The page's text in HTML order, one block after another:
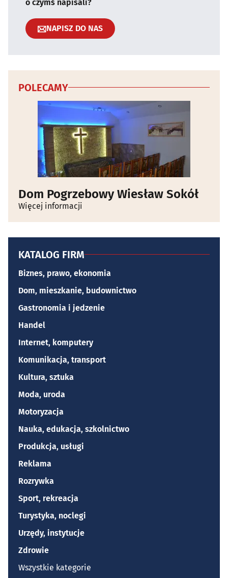
o czymś napisali?
NAPISZ DO NAS
POLECAMY
Dom Pogrzebowy Wiesław Sokół
Więcej informacji
KATALOG FIRM
Biznes, prawo, ekonomia
Dom, mieszkanie, budownictwo
Gastronomia i jedzenie
Handel
Internet, komputery
Komunikacja, transport
Kultura, sztuka
Moda, uroda
Motoryzacja
Nauka, edukacja, szkolnictwo
Produkcja, usługi
Reklama
Rozrywka
Sport, rekreacja
Turystyka, noclegi
Urzędy, instytucje
Zdrowie
Wszystkie kategorie